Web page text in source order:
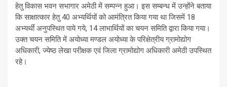
हेतु विकास भवन सभागार अमेठी में सम्पन्न हुआ। इस सम्बन्ध में उन्होंने बताया
कि साक्षात्कार हेतु 40 अभ्यर्थियों को आमंत्रित किया गया था जिसमें 18
अभ्यर्थी अनुपस्थित पाये गये, 14 लाभार्थियों का चयन समिति द्वारा किया गया।
उक्त चयन समिति में अयोध्या मण्डल अयोध्या के परिक्षेत्रीय ग्रामोद्योग
अधिकारी, ज्येष्ठ लेखा परीक्षक एवं जिला ग्रामोद्योग अधिकारी अमेठी उपस्थित
रहे।